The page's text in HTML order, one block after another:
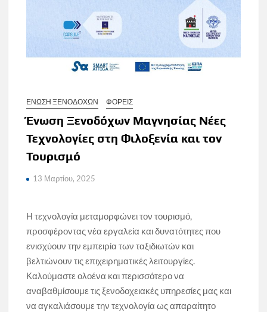
ΕΝΩΣΗ ΞΕΝΟΔΟΧΩΝ ΦΟΡΕΙΣ
Ένωση Ξενοδόχων Μαγνησίας Νέες
Τεχνολογίες στη Φιλοξενία και τον
Τουρισμό
13 Μαρτίου, 2025
Η τεχνολογία μεταμορφώνει τον τουρισμό,
προσφέροντας νέα εργαλεία και δυνατότητες που
ενισχύουν την εμπειρία των ταξιδιωτών και
βελτιώνουν τις επιχειρηματικές λειτουργίες.
Καλούμαστε ολοένα και περισσότερο να
αναβαθμίσουμε τις ξενοδοχειακές υπηρεσίες μας και
να αγκαλιάσουμε την τεχνολογία ως απαραίτητο